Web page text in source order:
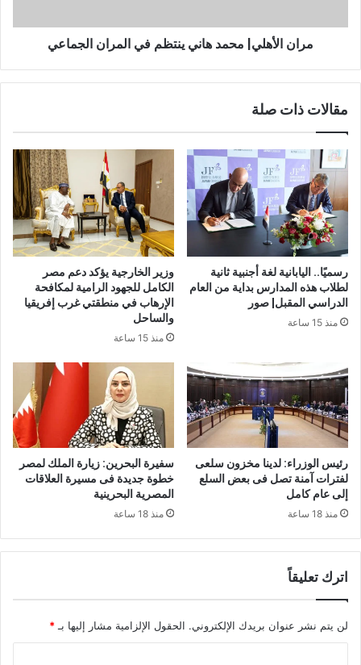
مران الأهلي| محمد هاني ينتظم في المران الجماعي
مقالات ذات صلة
رسميًا.. اليابانية لغة أجنبية ثانية
لطلاب هذه المدارس بداية من العام
الدراسي المقبل| صور
منذ 15 ساعة
وزير الخارجية يؤكد دعم مصر
الكامل للجهود الرامية لمكافحة
الإرهاب في منطقتي غرب إفريقيا
والساحل
منذ 15 ساعة
رئيس الوزراء: لدينا مخزون سلعى
لفترات آمنة تصل فى بعض السلع
إلى عام كامل
منذ 18 ساعة
سفيرة البحرين: زيارة الملك لمصر
خطوة جديدة فى مسيرة العلاقات
المصرية البحرينية
منذ 18 ساعة
اترك تعليقاً
لن يتم نشر عنوان بريدك الإلكتروني. الحقول الإلزامية مشار إليها بـ *